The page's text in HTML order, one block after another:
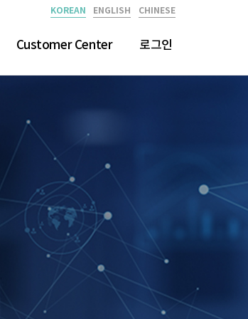
KOREAN ENGLISH CHINESE
Customer Center 로그인